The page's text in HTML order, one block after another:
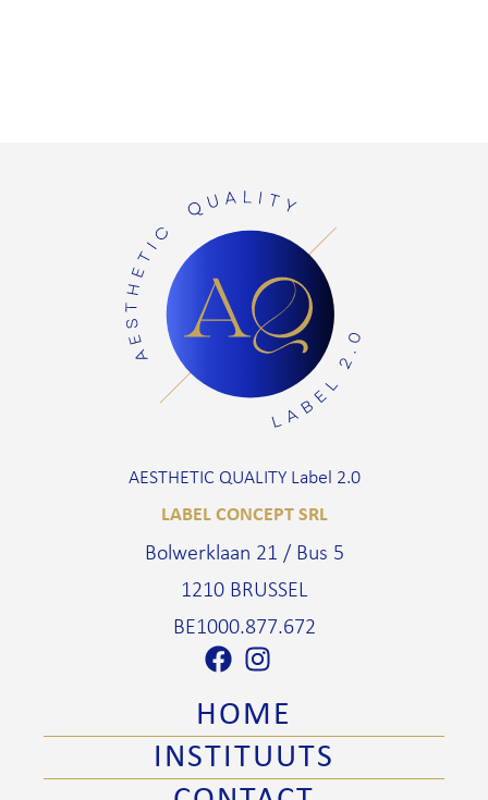
AESTHETIC QUALITY Label 2.0
LABEL CONCEPT SRL
Bolwerklaan 21 / Bus 5
1210 BRUSSEL
BE1000.877.672
HOME
INSTITUUTS